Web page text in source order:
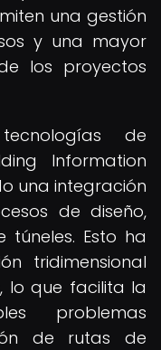
una gestión
y una mayor
los proyectos
de
Information
una integración
de diseño,
túneles. Esto ha
tridimensional
lo que facilita la
problemas
de rutas de